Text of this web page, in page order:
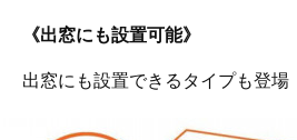
《出窓にも設置可能》
出窓にも設置できるタイプも登場